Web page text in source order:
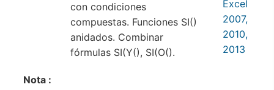
con condiciones
compuestas. Funciones SI()
anidados. Combinar
fórmulas SI(Y(), SI(O().
Nota :